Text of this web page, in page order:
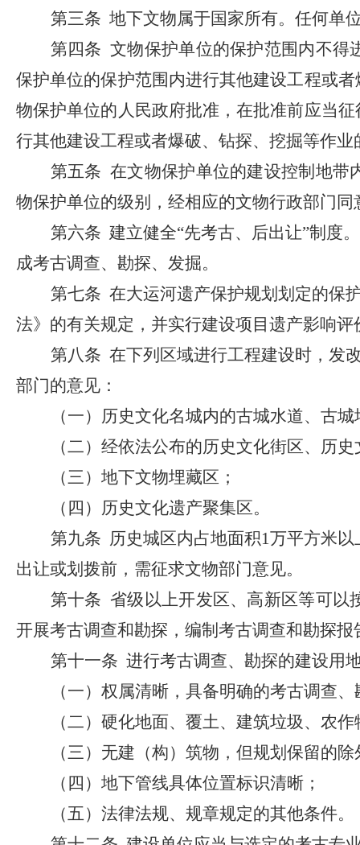
第三条 地下文物属于国家所有。任何单
第四条 文物保护单位的保护范围内不得
保护单位的保护范围内进行其他建设工程或
物保护单位的人民政府批准，在批准前应当
行其他建设工程或者爆破、钻探、挖掘等作
第五条 在文物保护单位的建设控制地带
物保护单位的级别，经相应的文物行政部门
第六条 建立健全“先考古、后出让”制 度
成考古调查、勘探、发掘。
第七条 在大运河遗产保护规划划定的保
法》的有关规定，并实行建设项目遗产影响评
第八条 在下列区域进行工程建设时，发
部门的意见：
（一）历史文化名城内的古城水道、古
（二）经依法公布的历史文化街区、历
（三）地下文物埋藏区；
（四）历史文化遗产聚集区。
第九条 历史城区内占地面积1万平方米
出让或划拨前，需征求文物部门意见。
第十条 省级以上开发区、高新区等可以
开展考古调查和勘探，编制考古调查和勘探
第十一条 进行考古调查、勘探的建设用
（一）权属清晰，具备明确的考古调查
（二）硬化地面、覆土、建筑垃圾、农
（三）无建（构）筑物，但规划保留的除
（四）地下管线具体位置标识清晰；
（五）法律法规、规章规定的其他条件。